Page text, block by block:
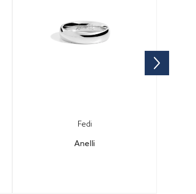
Fedi
Anelli